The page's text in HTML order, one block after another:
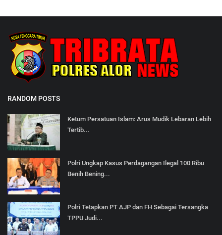
RANDOM POSTS
Ketum Persatuan Islam: Arus Mudik Lebaran Lebih
Tertib...
Polri Ungkap Kasus Perdagangan Ilegal 100 Ribu
Benih Bening...
Polri Tetapkan PT AJP dan FH Sebagai Tersangka
TPPU Judi...